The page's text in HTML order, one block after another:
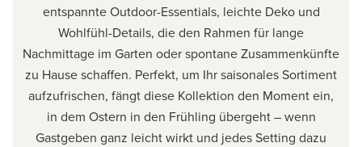
entspannte Outdoor-Essentials, leichte Deko und
Wohlfühl-Details, die den Rahmen für lange
Nachmittage im Garten oder spontane Zusammenkünfte
zu Hause schaffen. Perfekt, um Ihr saisonales Sortiment
aufzufrischen, fängt diese Kollektion den Moment ein,
in dem Ostern in den Frühling übergeht – wenn
Gastgeben ganz leicht wirkt und jedes Setting dazu